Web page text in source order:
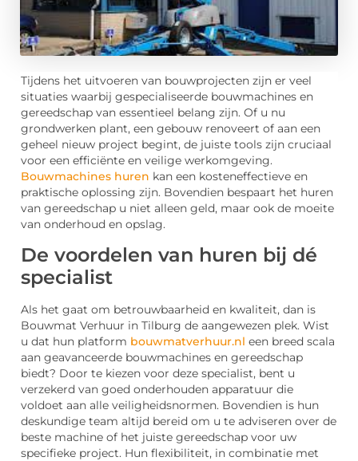
Tijdens het uitvoeren van bouwprojecten zijn er veel
situaties waarbij gespecialiseerde bouwmachines en
gereedschap van essentieel belang zijn. Of u nu
grondwerken plant, een gebouw renoveert of aan een
geheel nieuw project begint, de juiste tools zijn cruciaal
voor een efficiënte en veilige werkomgeving.
Bouwmachines huren kan een kosteneffectieve en
praktische oplossing zijn. Bovendien bespaart het huren
van gereedschap u niet alleen geld, maar ook de moeite
van onderhoud en opslag.
De voordelen van huren bij dé
specialist
Als het gaat om betrouwbaarheid en kwaliteit, dan is
Bouwmat Verhuur in Tilburg de aangewezen plek. Wist
u dat hun platform bouwmatverhuur.nl een breed scala
aan geavanceerde bouwmachines en gereedschap
biedt? Door te kiezen voor deze specialist, bent u
verzekerd van goed onderhouden apparatuur die
voldoet aan alle veiligheidsnormen. Bovendien is hun
deskundige team altijd bereid om u te adviseren over de
beste machine of het juiste gereedschap voor uw
specifieke project. Hun flexibiliteit, in combinatie met